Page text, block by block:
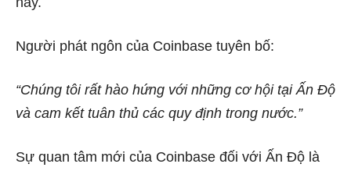
Người phát ngôn của Coinbase tuyên bố:
“Chúng tôi rất hào hứng với những cơ hội tại Ấn Độ
và cam kết tuân thủ các quy định trong nước.”
Sự quan tâm mới của Coinbase đối với Ấn Độ là